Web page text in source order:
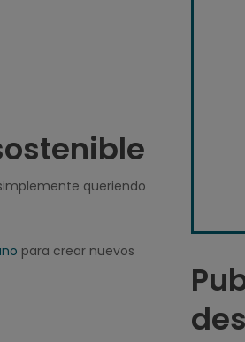
queriendo
para crear nuevos